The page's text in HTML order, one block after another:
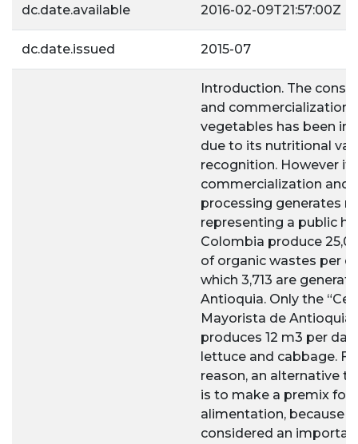
dc.date.available 2016-02-09T21:57:00Z
dc.date.issued 2015-07
Introduction. The
and commercialization
vegetables has been
due to its nutritional
recognition. However its
commercialization and
processing generates
representing a public
Colombia produce
of organic wastes per
which 3,713 are
Antioquia. Only the
Mayorista de Antioquia”
produces 12 m3 per
lettuce and cabbage.
reason, an alternative
is to make a premix for
alimentation, because
considered an